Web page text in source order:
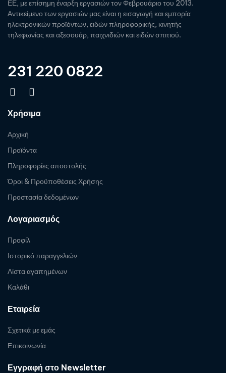
ΕΕ, με επίσημη έναρξη εργασιών τον Φεβρουάριο του 2013.
Αντικείμενο των εργασιών μας είναι η εισαγωγή και εμπορία
ηλεκτρονικών προϊόντων, ειδών πληροφορικής, κινητής
τηλεφωνίας και αξεσουάρ, παιχνιδιών και ειδών σπιτιού.
231 220 0822
Χρήσιμα
Αρχική
Προϊόντα
Πληροφορίες αποστολής
Όροι & Προϋποθέσεις Χρήσης
Προστασία δεδομένων
Λογαριασμός
Προφίλ
Ιστορικό παραγγελιών
Λίστα αγαπημένων
Καλάθι
Εταιρεία
Σχετικά με εμάς
Επικοινωνία
Εγγραφή στο Newsletter